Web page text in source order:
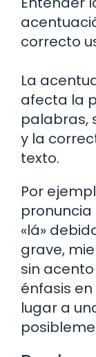
correcto
La
afecta la
palabras,
y la
texto.
Por
«lá»
grave,
sin
énfasis
lugar a